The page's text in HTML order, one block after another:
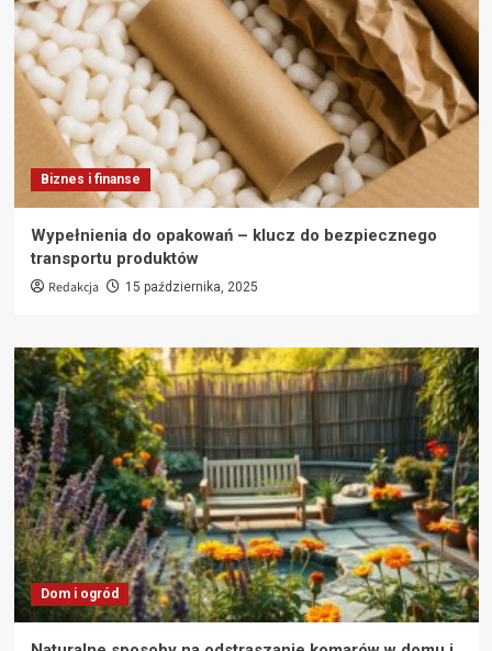
Biznes i finanse
Wypełnienia do opakowań – klucz do bezpiecznego
transportu produktów
Redakcja 15 października, 2025
Dom i ogród